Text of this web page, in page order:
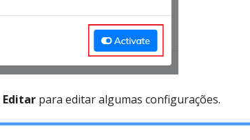
Editar para editar algumas configurações.